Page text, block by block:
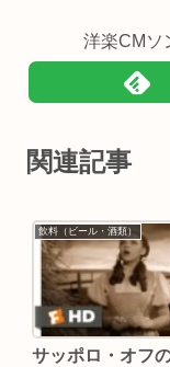
洋楽CMソ
関連記事
飲料（ビール・酒類）
サッポロ・オフ